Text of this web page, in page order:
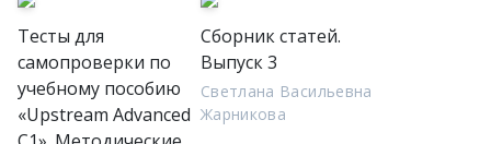
Тесты для
самопроверки по
учебному пособию
«Upstream Advanced
Сборник статей.
Выпуск 3
Светлана Васильевна
Жарникова